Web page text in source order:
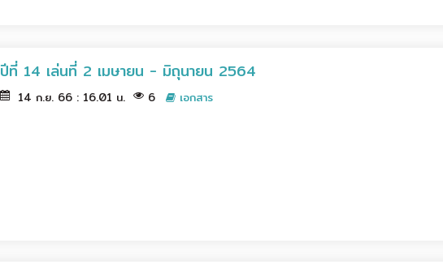
ปีที่ 14 เล่นที่ 2 เมษายน - มิถุนายน 2564
14 ก.ย. 66 : 16.01 น. 6 เอกสาร